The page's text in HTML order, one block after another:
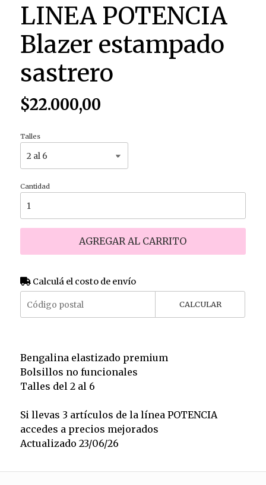
LINEA POTENCIA
Blazer estampado
sastrero
$22.000,00
Talles
Cantidad
AGREGAR AL CARRITO
Calculá el costo de envío
CALCULAR
Bengalina elastizado premium
Bolsillos no funcionales
Talles del 2 al 6
Si llevas 3 artículos de la línea POTENCIA
accedes a precios mejorados
Actualizado 23/06/26